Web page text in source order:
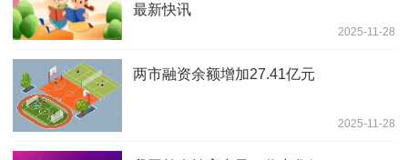
最新快讯
2025-11-28
两市融资余额增加27.41亿元
2025-11-28